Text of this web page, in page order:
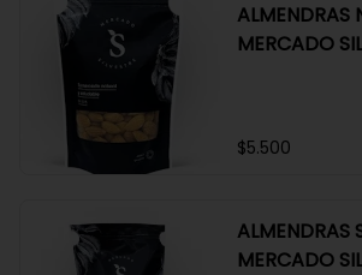
ALMENDRAS
MERCADO
$5.500
ALMENDRAS
MERCADO